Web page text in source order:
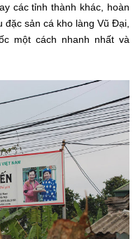
các tỉnh thành khác, hoàn
sản cá kho làng Vũ Đại,
một cách nhanh nhất và